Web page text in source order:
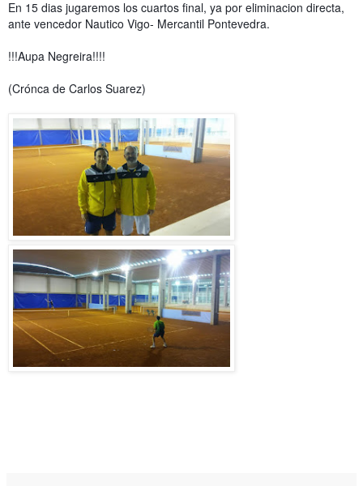
En 15 dias jugaremos los cuartos final, ya por eliminacion directa,
ante vencedor Nautico Vigo- Mercantil Pontevedra.
!!!Aupa Negreira!!!!
(Crónca de Carlos Suarez)